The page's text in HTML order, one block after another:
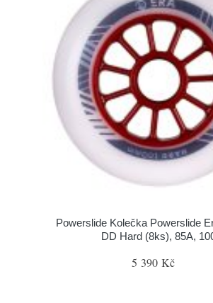
Powerslide Kolečka Powerslide
DD Hard (8ks), 85A,
5 390 Kč